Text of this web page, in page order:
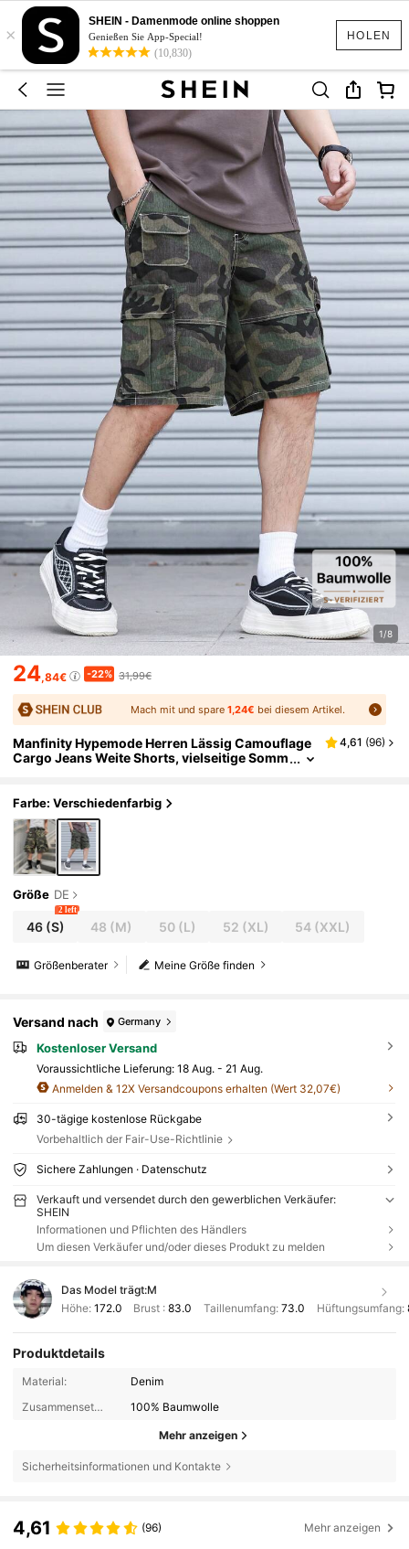
HOLEN
×
SHEIN - Damenmode online shoppen
Genießen Sie App-Special!
(10,830)
1/8
24,84€ -22% 31,99€
Mach mit und spare1,24€ bei diesem Artikel.
Manfinity Hypemode Herren Lässig Camouflage
Cargo Jeans Weite Shorts, vielseitige Somm
4,61 (96)
Farbe: Verschiedenfarbig
Größe DE
46(S)
2 left
48 (M) 50(L) 52 (XL) 54 (XXL)
Meine Größe finden
Größenberater
Versand nach Germany
Kostenloser Versand
Voraussichtliche Lieferung: 18 Aug. - 21 Aug.
Anmelden & 12X Versandcoupons erhalten (Wert 32,07€)
30-tägige kostenlose Rückgabe
Vorbehaltlich der Fair-Use-Richtlinie
Sichere Zahlungen · Datenschutz
Verkauft und versendet durch den gewerblichen Verkäufer:
SHEIN
Informationen und Pflichten des Händlers
Um diesen Verkäufer und/oder dieses Produkt zu melden
Das Model trägt:M
Höhe: 172.0 Brust :83.0 Taillenumfang: 73.0 Hüftungsumfang:
Produktdetails
Material:
Denim
Zusammensetzung:
100% Baumwolle
Mehr anzeigen
Sicherheitsinformationen und Kontakte
4,61 (96) Mehr anzeigen